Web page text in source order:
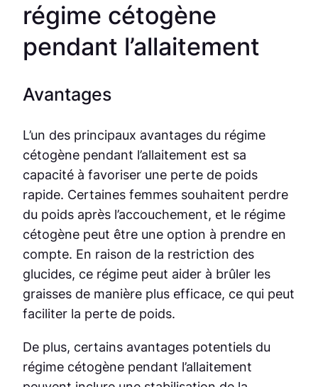
régime cétogène
pendant l’allaitement
Avantages
L’un des principaux avantages du régime
cétogène pendant l’allaitement est sa
capacité à favoriser une perte de poids
rapide. Certaines femmes souhaitent perdre
du poids après l’accouchement, et le régime
cétogène peut être une option à prendre en
compte. En raison de la restriction des
glucides, ce régime peut aider à brûler les
graisses de manière plus efficace, ce qui peut
faciliter la perte de poids.
De plus, certains avantages potentiels du
régime cétogène pendant l’allaitement